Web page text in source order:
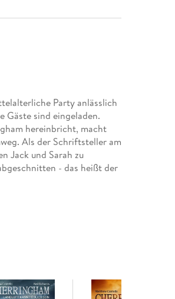
Party anlässlich
Gäste sind eingeladen.
hereinbricht, macht
Als der Schriftsteller am
Jack und Sarah zu
- das heißt der